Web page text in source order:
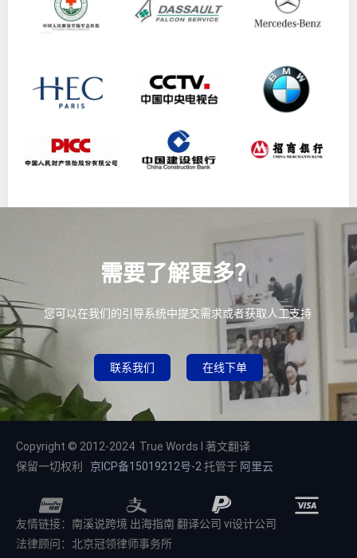
需要了解更多？
您可以在我们的引导系统中提交需求或者获取人工支持
联系我们 在线下单
Copyright © 2012-2024 True Words I 著文翻译
保留一切权利
京ICP备15019212号-2托管于 阿里云
友情链接： 南溪说跨境 出海指南 翻译公司 vi设计公司
法律顾问：北京冠领律师事务所